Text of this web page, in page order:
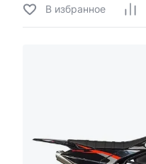
В избранное